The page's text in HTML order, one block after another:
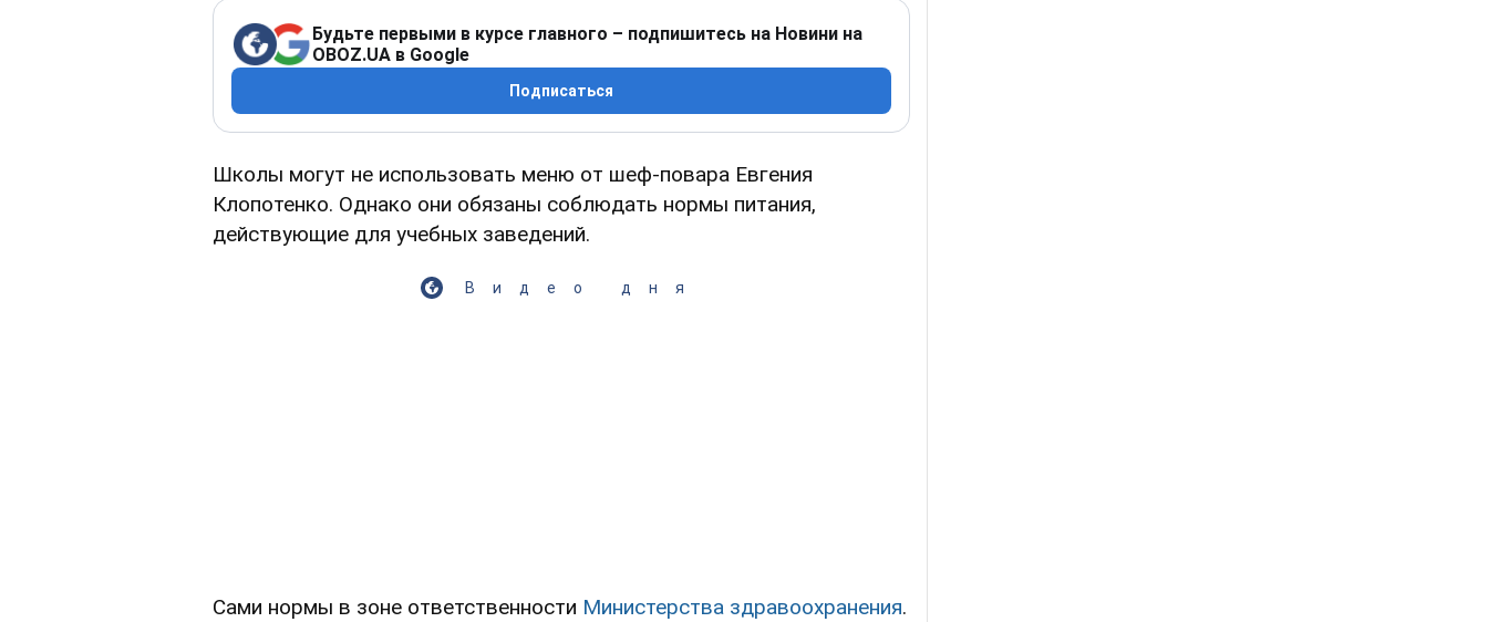
Будьте первыми в курсе главного – подпишитесь на Новини на
OBOZ.UA в Google
Подписаться
Школы могут не использовать меню от шеф-повара Евгения
Клопотенко. Однако они обязаны соблюдать нормы питания,
действующие для учебных заведений.
Видео дня
Сами нормы в зоне ответственности Министерства здравоохранения.